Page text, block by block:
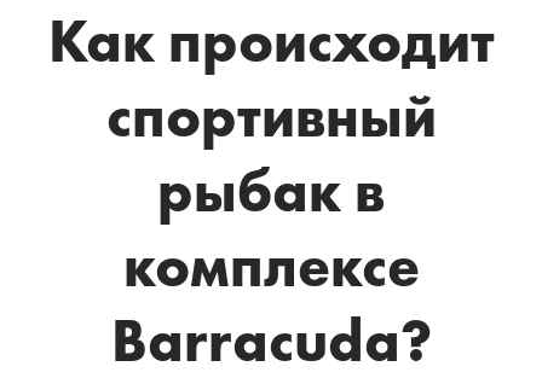
Как происходит
спортивный
рыбак в
комплексе
Barracuda?